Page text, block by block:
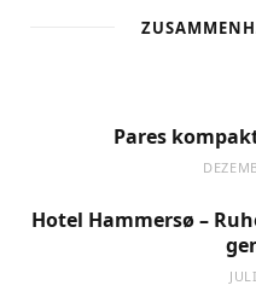
Pares
Hotel Hammersø –